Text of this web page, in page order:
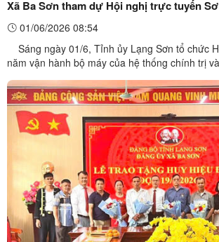
Xã Ba Sơn tham dự Hội nghị trực tuyến
hành bộ máy của hệ thống chính trị và
phương 2 cấp
01/06/2026 08:54
Sáng ngày 01/6, Tỉnh ủy Lạng Sơn tổ chức
năm vận hành bộ máy của hệ thống chính trị
trực tuyến đến các xã, phường. Tại điểm cầu
hội nghị có Đồng chí Vy Minh Long – Bí thư ...